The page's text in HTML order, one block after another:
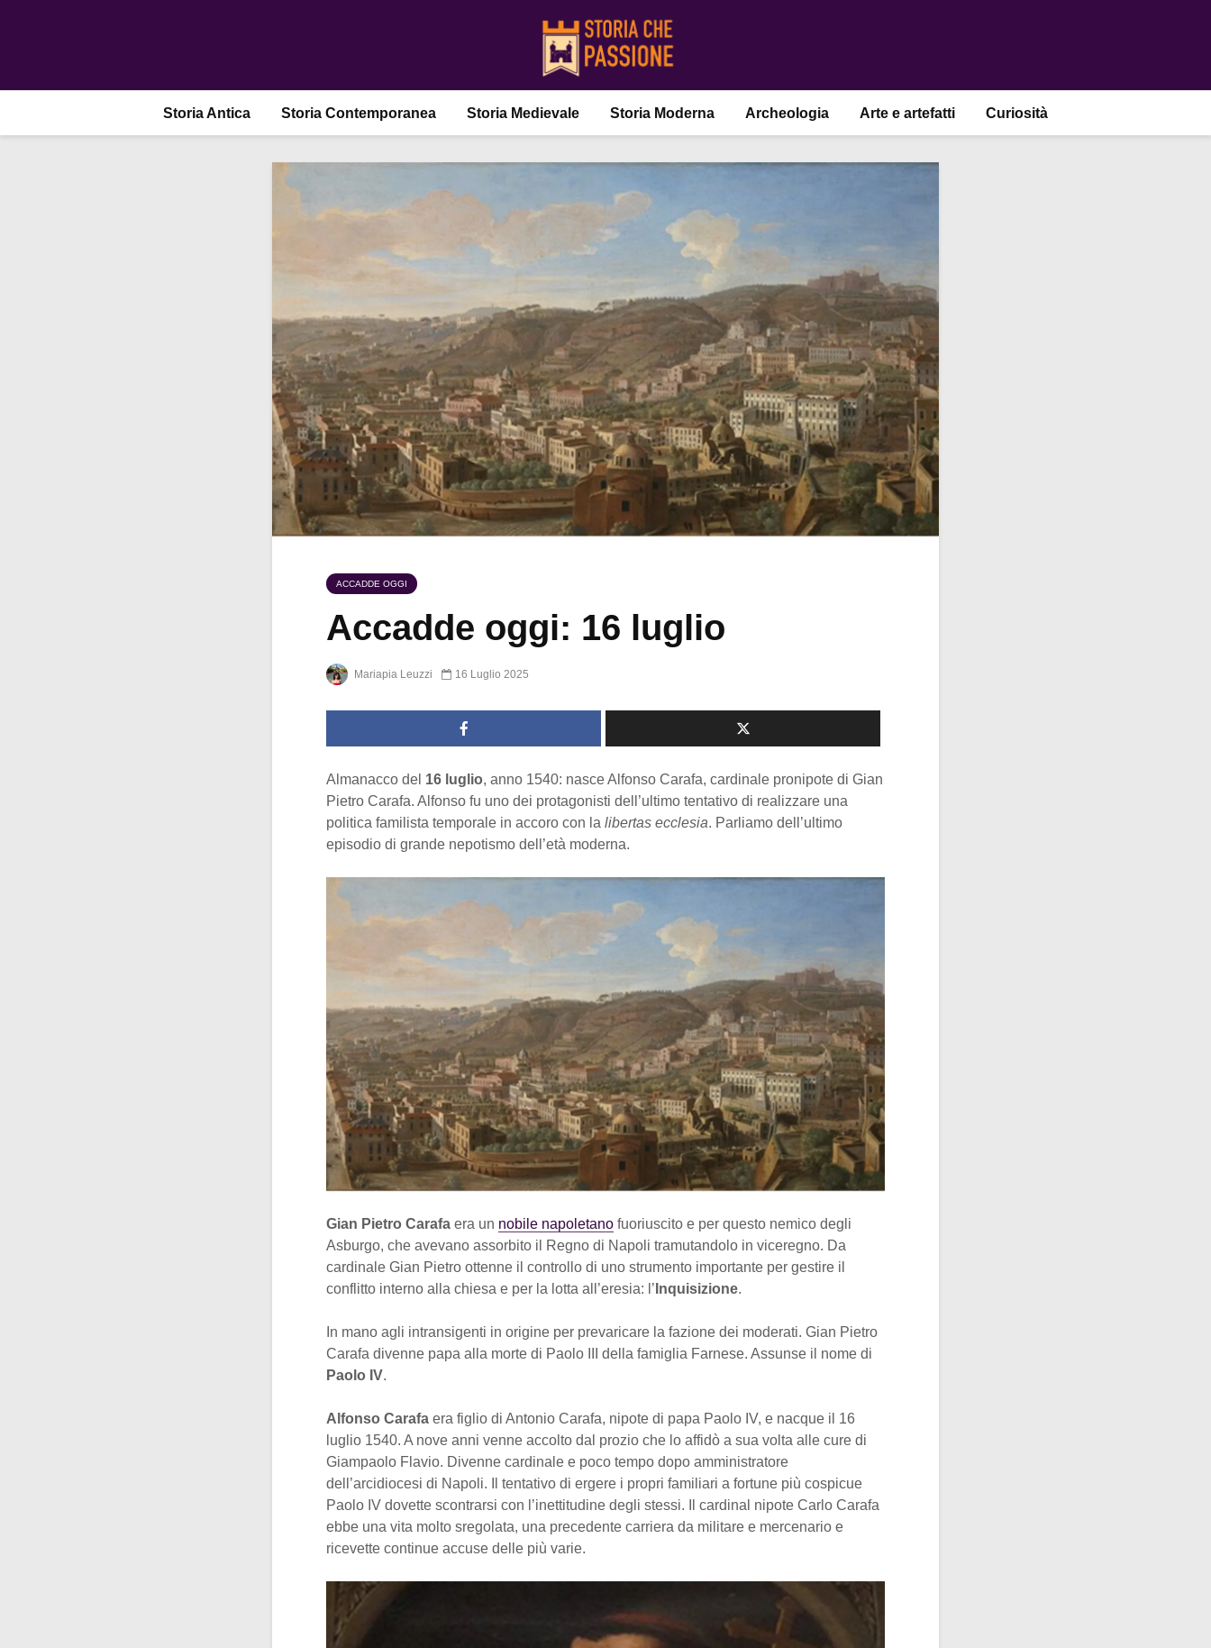
Storia Antica Storia Contemporanea Storia Medievale Storia Moderna Archeologia Arte e artefatti Curiosità
ACCADDE OGGI
Accadde oggi: 16 luglio
Mariapia Leuzzi 16 Luglio 2025
Almanacco del 16 luglio, anno 1540: nasce Alfonso Carafa, cardinale pronipote di Gian
Pietro Carafa. Alfonso fu uno dei protagonisti dell’ultimo tentativo di realizzare una
politica familista temporale in accoro con la libertas ecclesia. Parliamo dell’ultimo
episodio di grande nepotismo dell’età moderna.
Gian Pietro Carafa era un nobile napoletano fuoriuscito e per questo nemico degli
Asburgo, che avevano assorbito il Regno di Napoli tramutandolo in viceregno. Da
cardinale Gian Pietro ottenne il controllo di uno strumento importante per gestire il
conflitto interno alla chiesa e per la lotta all’eresia: l’ Inquisizione.
In mano agli intransigenti in origine per prevaricare la fazione dei moderati. Gian Pietro
Carafa divenne papa alla morte di Paolo III della famiglia Farnese. Assunse il nome di
Paolo IV.
Alfonso Carafa era figlio di Antonio Carafa, nipote di papa Paolo IV, e nacque il 16
luglio 1540. A nove anni venne accolto dal prozio che lo affidò a sua volta alle cure di
Giampaolo Flavio. Divenne cardinale e poco tempo dopo amministratore
dell’arcidiocesi di Napoli. Il tentativo di ergere i propri familiari a fortune più cospicue
Paolo IV dovette scontrarsi con l’inettitudine degli stessi. Il cardinal nipote Carlo Carafa
ebbe una vita molto sregolata, una precedente carriera da militare e mercenario e
ricevette continue accuse delle più varie.